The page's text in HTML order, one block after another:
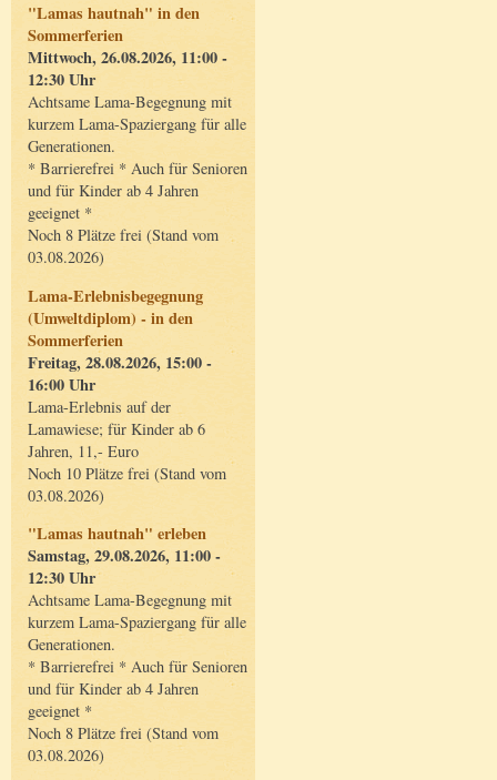
"Lamas hautnah" in den
Sommerferien
Mittwoch, 26.08.2026, 11:00 -
12:30 Uhr
Achtsame Lama-Begegnung mit
kurzem Lama-Spaziergang für alle
Generationen.
* Barrierefrei * Auch für Senioren
und für Kinder ab 4 Jahren
geeignet *
Noch 8 Plätze frei (Stand vom
03.08.2026)
Lama-Erlebnisbegegnung
(Umweltdiplom) - in den
Sommerferien
Freitag, 28.08.2026, 15:00 -
16:00 Uhr
Lama-Erlebnis auf der
Lamawiese; für Kinder ab 6
Jahren, 11,- Euro
Noch 10 Plätze frei (Stand vom
03.08.2026)
"Lamas hautnah" erleben
Samstag, 29.08.2026, 11:00 -
12:30 Uhr
Achtsame Lama-Begegnung mit
kurzem Lama-Spaziergang für alle
Generationen.
* Barrierefrei * Auch für Senioren
und für Kinder ab 4 Jahren
geeignet *
Noch 8 Plätze frei (Stand vom
03.08.2026)